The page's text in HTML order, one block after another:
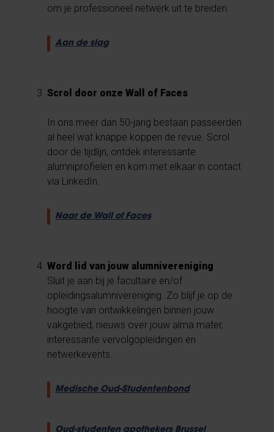
om je professioneel netwerk uit te breiden.
Aan de slag
Scrol door onze Wall of Faces
In ons meer dan 50-jarig bestaan passeerden
al heel wat knappe koppen de revue. Scrol
door de tijdlijn, ontdek interessante
alumniprofielen en kom met elkaar in contact
via LinkedIn.
Naar de Wall of Faces
Word lid van jouw alumnivereniging
Sluit je aan bij je facultaire en/of
opleidingsalumnivereniging. Zo blijf je op de
hoogte van ontwikkelingen binnen jouw
vakgebied, nieuws over jouw alma mater,
interessante vervolgopleidingen en
netwerkevents.
Medische Oud-Studentenbond
Oud-studenten apothekers Brussel